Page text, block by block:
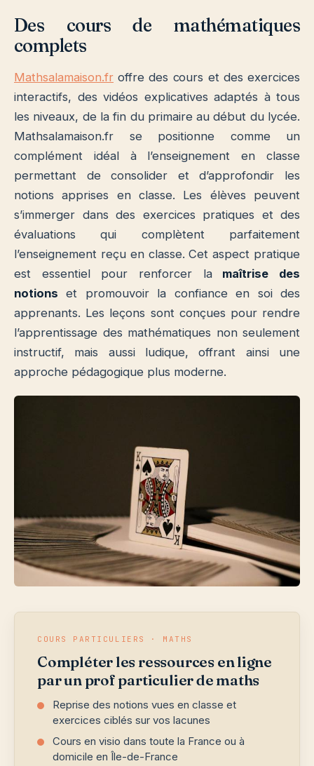
Des cours de mathématiques
complets
Mathsalamaison.fr offre des cours et des exercices
interactifs, des vidéos explicatives adaptés à tous
les niveaux, de la fin du primaire au début du lycée.
Mathsalamaison.fr se positionne comme un
complément idéal à l’enseignement en classe
permettant de consolider et d’approfondir les
notions apprises en classe. Les élèves peuvent
s’immerger dans des exercices pratiques et des
évaluations qui complètent parfaitement
l’enseignement reçu en classe. Cet aspect pratique
est essentiel pour renforcer lamaîtrise des
notions et promouvoir la confiance en soi des
apprenants. Les leçons sont conçues pour rendre
l’apprentissage des mathématiques non seulement
instructif, mais aussi ludique, offrant ainsi une
approche pédagogique plus moderne.
COURS PARTICULIERS · MATHS
Compléter les ressources en ligne
par un prof particulier de maths
Reprise des notions vues en classe et
exercices ciblés sur vos lacunes
Cours en visio dans toute la France ou à
domicile en Île-de-France